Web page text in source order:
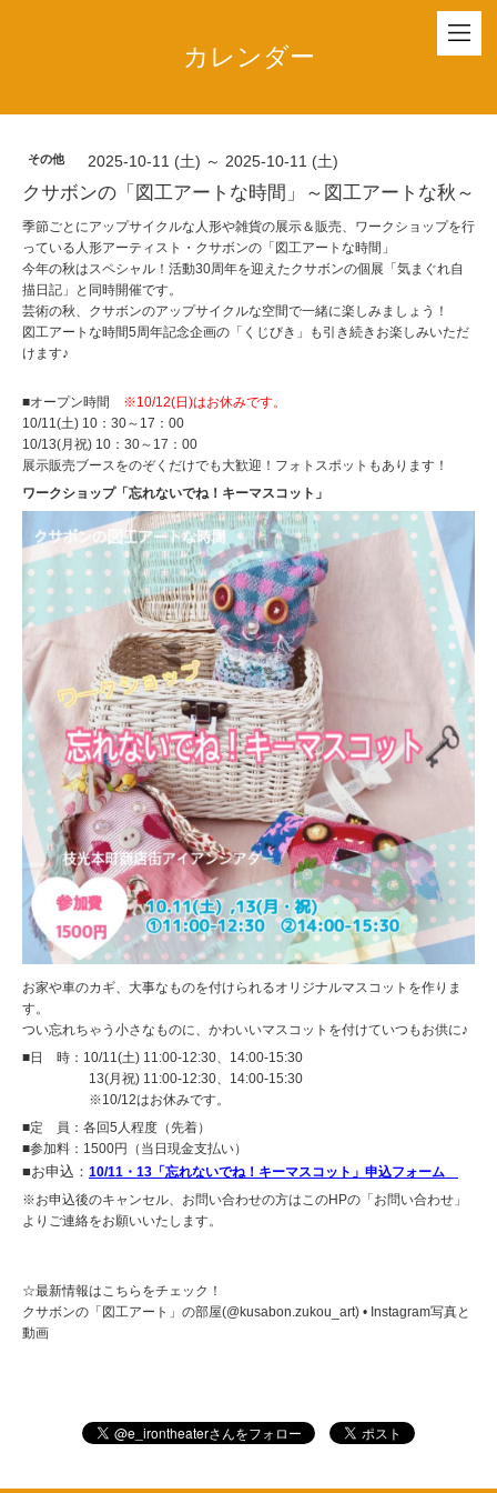
カレンダー
その他 2025-10-11 (土) ～ 2025-10-11 (土)
クサボンの「図工アートな時間」～図工アートな秋～
季節ごとにアップサイクルな人形や雑貨の展示＆販売、ワークショップを行
っている人形アーティスト・クサボンの「図工アートな時間」
今年の秋はスペシャル！活動30周年を迎えたクサボンの個展「気まぐれ自
描日記」と同時開催です。
芸術の秋、クサボンのアップサイクルな空間で一緒に楽しみましょう！
図工アートな時間5周年記念企画の「くじびき」も引き続きお楽しみいただ
けます♪
■オープン時間 ※10/12(日)はお休みです。
10/11(土) 10：30～17：00
10/13(月祝) 10：30～17：00
展示販売ブースをのぞくだけでも大歓迎！フォトスポットもあります！
ワークショップ「忘れないでね！キーマスコット」
お家や車のカギ、大事なものを付けられるオリジナルマスコットを作りま
す。
つい忘れちゃう小さなものに、かわいいマスコットを付けていつもお供に♪
■日 時：10/11(土) 11:00-12:30、14:00-15:30
13(月祝) 11:00-12:30、14:00-15:30
※10/12はお休みです。
■定 員：各回5人程度（先着）
■参加料：1500円（当日現金支払い）
■お申込： 10/11・13「忘れないでね！キーマスコット」申込フォーム
※お申込後のキャンセル、お問い合わせの方はこのHPの 「お問い合わせ」
よりご連絡をお願いいたします。
☆最新情報はこちらをチェック！
クサボンの「図工アート」の部屋(@kusabon.zukou_art) • Instagram写真と
動画